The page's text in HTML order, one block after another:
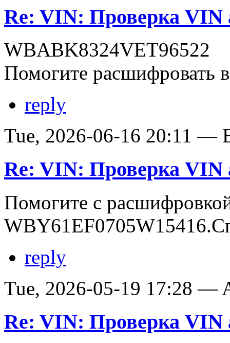
Re: VIN: Проверка VIN
WBABK8324VET96522
Помогите расшифровать
reply
Tue, 2026-06-16 20:11 —
Re: VIN: Проверка VIN
Помогите с
reply
Tue, 2026-05-19 17:28 —
Re: VIN: Проверка VIN